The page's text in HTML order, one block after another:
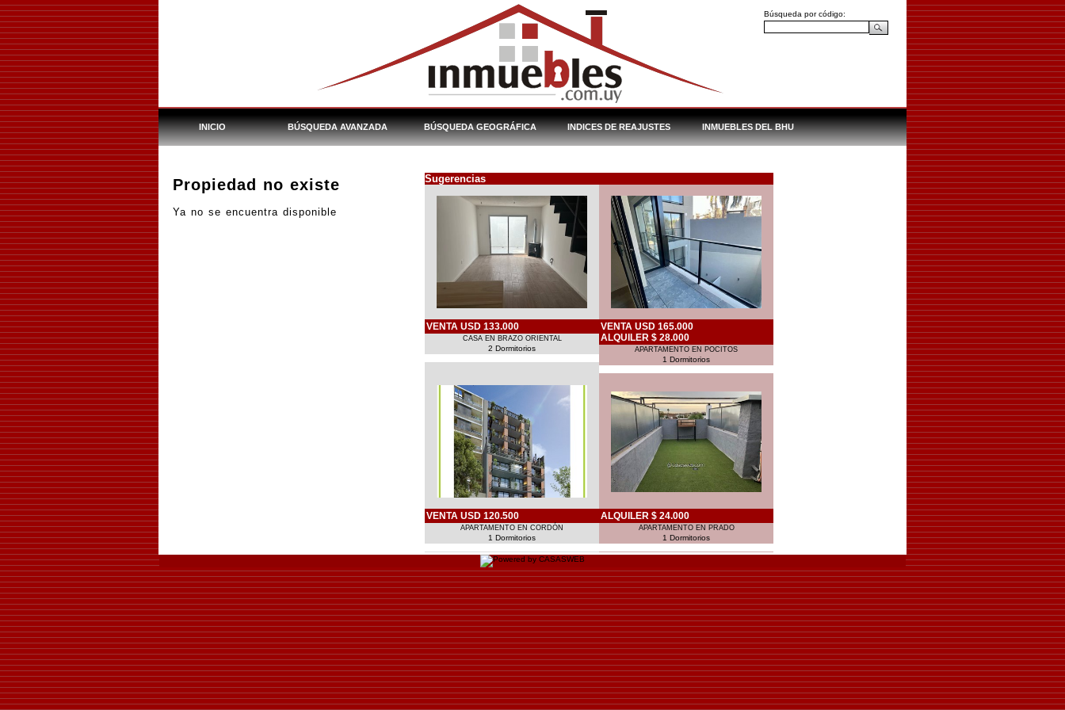
Búsqueda por código:
INICIO BÚSQUEDA AVANZADA BÚSQUEDA GEOGRÁFICA INDICES DE REAJUSTES INMUEBLES DEL BHU
Propiedad no existe
Ya no se encuentra disponible
Sugerencias
VENTA USD 133.000
CASA EN BRAZO ORIENTAL
2 Dormitorios
VENTA USD 165.000
ALQUILER $ 28.000
APARTAMENTO EN POCITOS
1 Dormitorios
VENTA USD 120.500
APARTAMENTO EN CORDÓN
1 Dormitorios
ALQUILER $ 24.000
APARTAMENTO EN PRADO
1 Dormitorios